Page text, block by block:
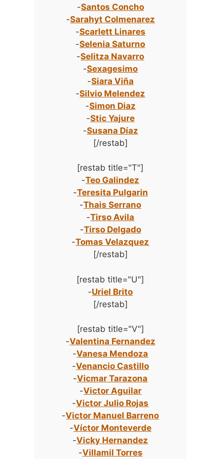
-Santos Concho
-Sarahyt Colmenarez
-Scarlett Linares
-Selenia Saturno
-Selitza Navarro
-Sexagesimo
-Siara Viña
-Silvio Melendez
-Simon Diaz
-Stic Yajure
-Susana Díaz
[/restab]
[restab title="T"]
-Teo Galindez
-Teresita Pulgarin
-Thais Serrano
-Tirso Avila
-Tirso Delgado
-Tomas Velazquez
[/restab]
[restab title="U"]
-Uriel Brito
[/restab]
[restab title="V"]
-Valentina Fernandez
-Vanesa Mendoza
-Venancio Castillo
-Vicmar Tarazona
-Victor Aguilar
-Victor Julio Rojas
-Victor Manuel Barreno
-Víctor Monteverde
-Vicky Hernandez
-Villamil Torres